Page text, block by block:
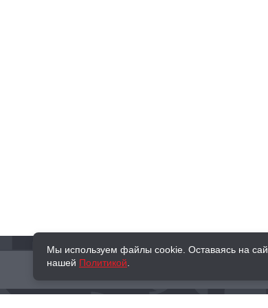
КНИГИ
Мы используем файлы cookie. Оставаясь на
нашей Политикой